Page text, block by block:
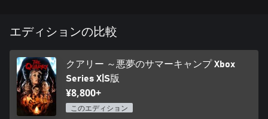
ーを担当してその行動を決定する、パーティータイプの協力プ
レイもお楽しみいただけます。
ゲーム体験をカスタマイズ
あらゆるプレイ要素の難易度を調整できるので、初心者でもホ
ラー体験を存分に楽しめます。また、プレイするより見ている
方が好きという方は、ムービーモードを選択することで『クア
リー ～悪夢のサマーキャンプ』を手に汗握るホラー映画として
エディションの比較
クアリー ～悪夢のサマーキャンプ Xbox
Series X|S版
¥8,800+
このエディション